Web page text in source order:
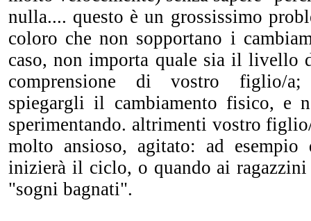
nulla.... questo è un grossissimo
coloro che non sopportano i
caso, non importa quale sia il livello
comprensione di vostro figlio/a;
spiegargli il cambiamento fisico, e
sperimentando. altrimenti vostro
molto ansioso, agitato: ad esempio
inizierà il ciclo, o quando ai
"sogni bagnati".